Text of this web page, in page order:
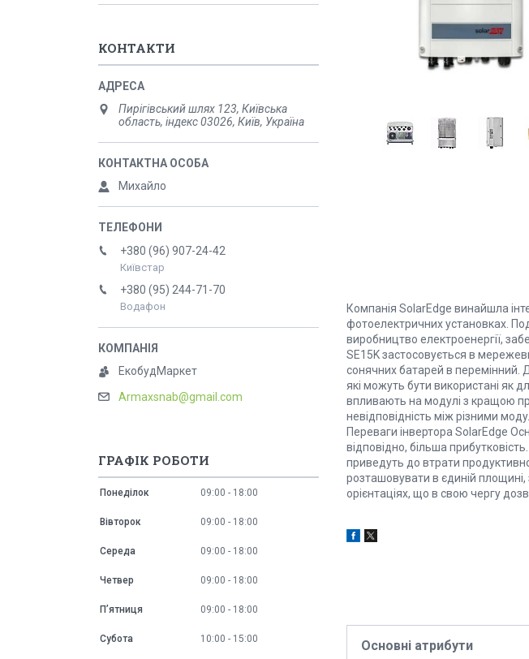
Компанія SolarEdge винайшла
фотоелектричних установках.
виробництво електроенергії,
SE15K застосовується в
сонячних батарей в перемінний.
які можуть бути використані як
впливають на модулі з кращою
невідповідність між різними
Переваги інвертора SolarEdge
відповідно, більша
приведуть до втрати
розташовувати в єдиній
орієнтаціях, що в свою чергу
Основні атрибути
КОНТАКТИ
Пирігівський шлях 123, Київська
область, індекс 03026, Київ, Україна
Михайло
+380 (96) 907-24-42
Київстар
+380 (95) 244-71-70
Водафон
ЕкобудМаркет
Armaxsnab@gmail.com
ГРАФІК РОБОТИ
Понеділок 09:00 18:00
Вівторок 09:00 18:00
Середа 09:00 18:00
Четвер 09:00 18:00
Пʼятниця 09:00 18:00
Субота 10:00 15:00